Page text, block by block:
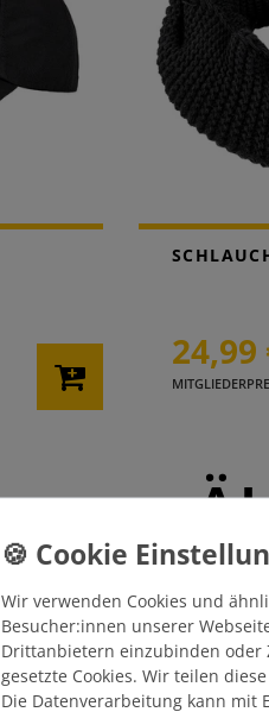
24,99
Wir verwenden Cookies und
Besucher:innen unserer
Drittanbietern einzubinden oder
gesetzte Cookies. Wir teilen
Die Datenverarbeitung kann mit